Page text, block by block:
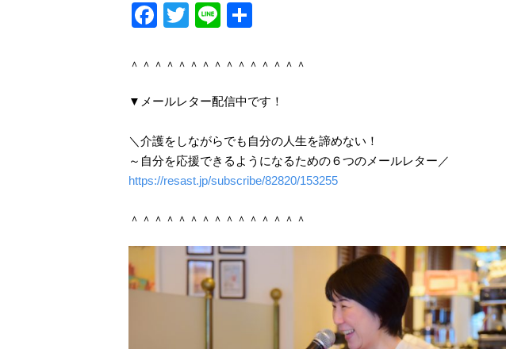
Facebook
Twitter
Line
＾＾＾＾＾＾＾＾＾＾＾＾＾＾＾
▼メールレター配信中です！
＼介護をしながらでも自分の人生を諦めない！
～自分を応援できるようになるための６つのメールレター／
https://resast.jp/subscribe/82820/153255
＾＾＾＾＾＾＾＾＾＾＾＾＾＾＾